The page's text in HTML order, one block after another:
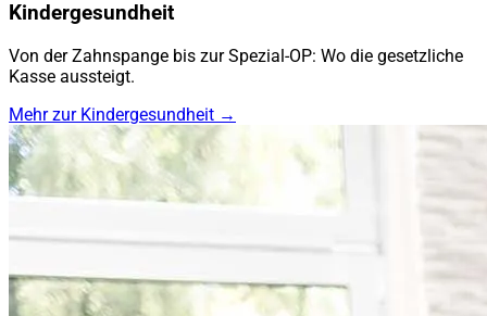
Kindergesundheit
Von der Zahnspange bis zur Spezial-OP: Wo die gesetzliche
Kasse aussteigt.
Mehr zur Kindergesundheit →